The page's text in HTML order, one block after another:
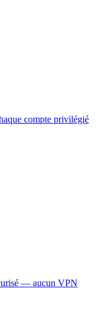
compte privilégié
— aucun VPN